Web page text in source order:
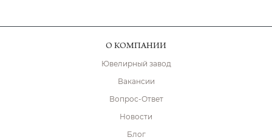
О КОМПАНИИ
Ювелирный завод
Вакансии
Вопрос-Ответ
Новости
Блог